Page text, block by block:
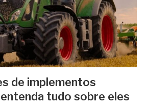
de implementos
tudo sobre eles